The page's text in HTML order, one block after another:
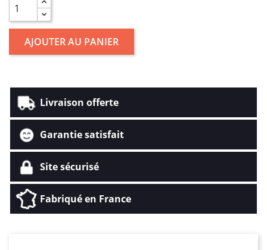
AJOUTER AU PANIER
Livraison offerte
Garantie satisfait
Site sécurisé
Fabriqué en France